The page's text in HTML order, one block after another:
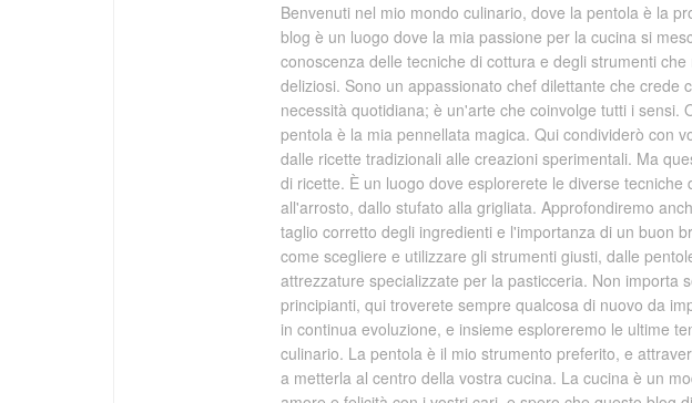
Benvenuti nel mio mondo culinario, dove la pentola è la
blog è un luogo dove la mia passione per la cucina si
conoscenza delle tecniche di cottura e degli strumenti
deliziosi. Sono un appassionato chef dilettante che crede
necessità quotidiana; è un'arte che coinvolge tutti i sensi.
pentola è la mia pennellata magica. Qui condividerò con
dalle ricette tradizionali alle creazioni sperimentali. Ma
di ricette. È un luogo dove esplorerete le diverse tecniche
all'arrosto, dallo stufato alla grigliata. Approfondiremo
taglio corretto degli ingredienti e l'importanza di un buon
come scegliere e utilizzare gli strumenti giusti, dalle
attrezzature specializzate per la pasticceria. Non importa
principianti, qui troverete sempre qualcosa di nuovo da
in continua evoluzione, e insieme esploreremo le ultime
culinario. La pentola è il mio strumento preferito, e
a metterla al centro della vostra cucina. La cucina è un